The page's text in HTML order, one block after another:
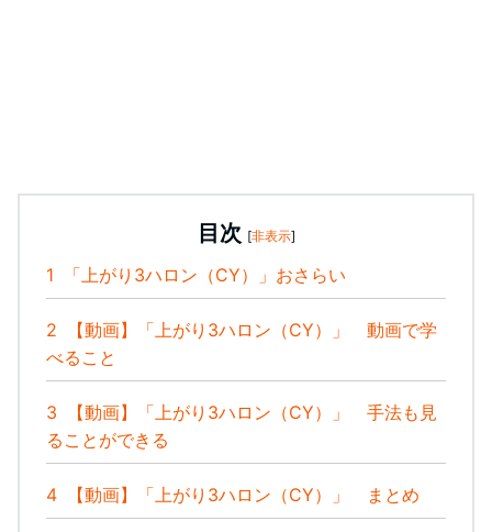
目次 [非表示]
1 「上がり3ハロン（CY）」おさらい
2
【動画】「上がり3ハロン（CY）」 動画で学
べること
3
【動画】「上がり3ハロン（CY）」 手法も見
ることができる
4 【動画】「上がり3ハロン（CY）」 まとめ